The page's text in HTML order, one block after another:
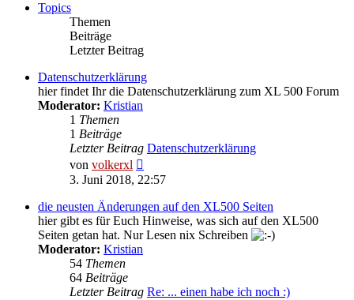
Topics
Themen
Beiträge
Letzter Beitrag
Datenschutzerklärung
hier findet Ihr die Datenschutzerklärung zum XL 500 Forum
Moderator: Kristian
1 Themen
1 Beiträge
Letzter Beitrag Datenschutzerklärung
von volkerxl
Beitrag
3. Juni 2018, 22:57
die neusten Änderungen auf den XL500 Seiten
hier gibt es für Euch Hinweise, was sich auf den XL500
Seiten getan hat. Nur Lesen nix Schreiben
Moderator: Kristian
54 Themen
64 Beiträge
Letzter Beitrag Re: ... einen habe ich noch :)